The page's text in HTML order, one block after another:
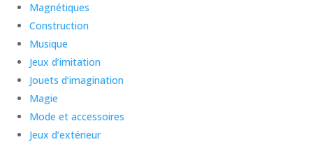
Magnétiques
Construction
Musique
Jeux d’imitation
Jouets d’imagination
Magie
Mode et accessoires
Jeux d’extérieur